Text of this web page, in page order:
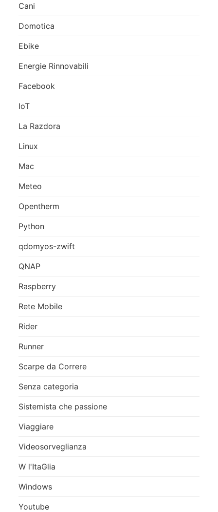
Cani
Domotica
Ebike
Energie Rinnovabili
Facebook
IoT
La Razdora
Linux
Mac
Meteo
Opentherm
Python
qdomyos-zwift
QNAP
Raspberry
Rete Mobile
Rider
Runner
Scarpe da Correre
Senza categoria
Sistemista che passione
Viaggiare
Videosorveglianza
W l'ItaGlia
Windows
Youtube